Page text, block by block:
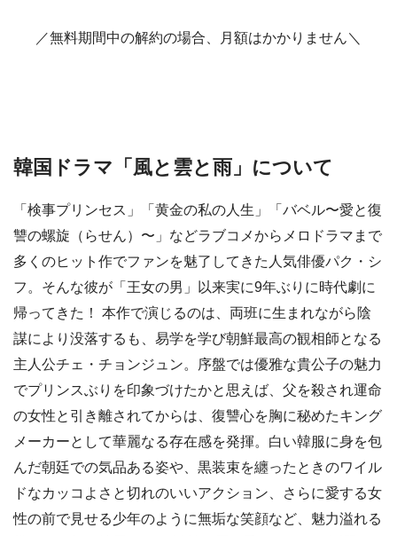
／無料期間中の解約の場合、月額はかかりません＼
韓国ドラマ「風と雲と雨」について
「検事プリンセス」「黄金の私の人生」「バベル〜愛と復
讐の螺旋（らせん）〜」などラブコメからメロドラマまで
多くのヒット作でファンを魅了してきた人気俳優パク・シ
フ。そんな彼が「王女の男」以来実に9年ぶりに時代劇に
帰ってきた！ 本作で演じるのは、両班に生まれながら陰
謀により没落するも、易学を学び朝鮮最高の観相師となる
主人公チェ・チョンジュン。序盤では優雅な貴公子の魅力
でプリンスぶりを印象づけたかと思えば、父を殺され運命
の女性と引き離されてからは、復讐心を胸に秘めたキング
メーカーとして華麗なる存在感を発揮。白い韓服に身を包
んだ朝廷での気品ある姿や、黒装束を纏ったときのワイル
ドなカッコよさと切れのいいアクション、さらに愛する女
性の前で見せる少年のように無垢な笑顔など、魅力溢れる